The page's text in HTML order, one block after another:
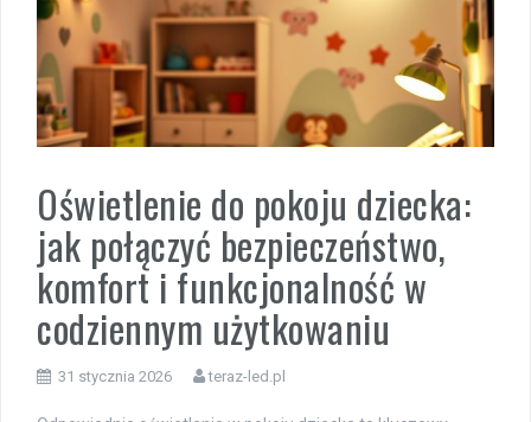
Oświetlenie do pokoju dziecka:
jak połączyć bezpieczeństwo,
komfort i funkcjonalność w
codziennym użytkowaniu
31 stycznia 2026 teraz-led.pl